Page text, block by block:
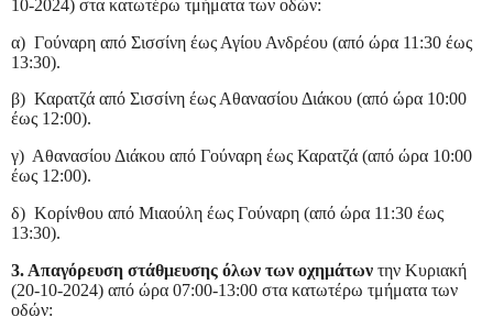
10-2024) στα κατωτέρω τμήματα των οδών:
α) Γούναρη από Σισσίνη έως Αγίου Ανδρέου (από ώρα 11:30 έως
13:30).
β) Καρατζά από Σισσίνη έως Αθανασίου Διάκου (από ώρα 10:00
έως 12:00).
γ) Αθανασίου Διάκου από Γούναρη έως Καρατζά (από ώρα 10:00
έως 12:00).
δ) Κορίνθου από Μιαούλη έως Γούναρη (από ώρα 11:30 έως
13:30).
3. Απαγόρευση στάθμευσης όλων των οχημάτων την Κυριακή
(20-10-2024) από ώρα 07:00-13:00 στα κατωτέρω τμήματα των
οδών: